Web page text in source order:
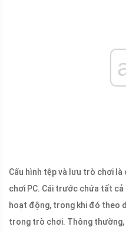
Cấu hình tệp và lưu trò chơi
chơi PC. Cái trước chứa tất
hoạt động, trong khi đó theo
trong trò chơi. Thông thường,